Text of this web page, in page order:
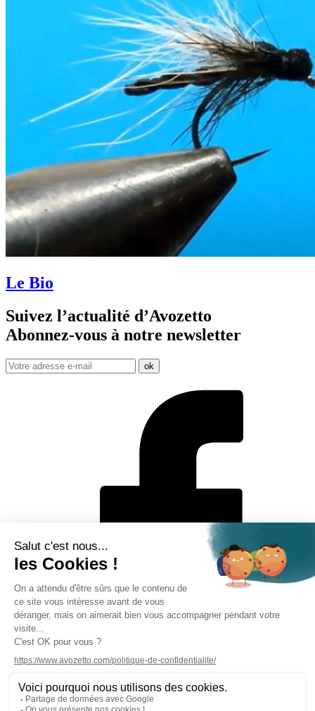
Le Bio
Suivez l’actualité d’Avozetto
Abonnez-vous à notre newsletter
Mentions légales
Politique de protection des données personnelles
CGV